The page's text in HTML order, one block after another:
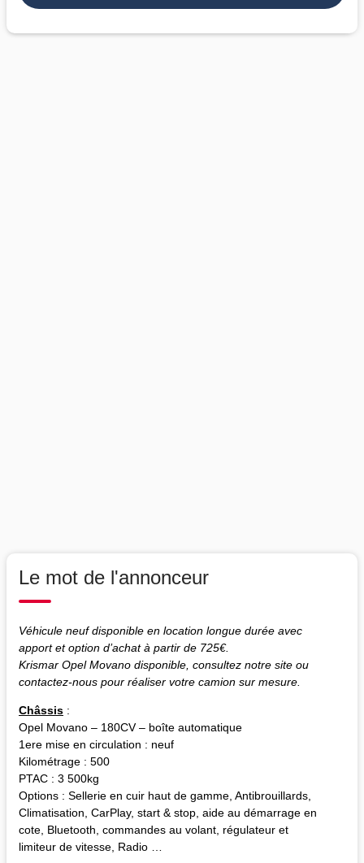
Le mot de l'annonceur
Véhicule neuf disponible en location longue durée avec
apport et option d’achat à partir de 725€.
Krismar Opel Movano disponible, consultez notre site ou
contactez-nous pour réaliser votre camion sur mesure.
Châssis :
Opel Movano – 180CV – boîte automatique
1ere mise en circulation : neuf
Kilométrage : 500
PTAC : 3 500kg
Options : Sellerie en cuir haut de gamme, Antibrouillards,
Climatisation, CarPlay, start & stop, aide au démarrage en
cote, Bluetooth, commandes au volant, régulateur et
limiteur de vitesse, Radio …